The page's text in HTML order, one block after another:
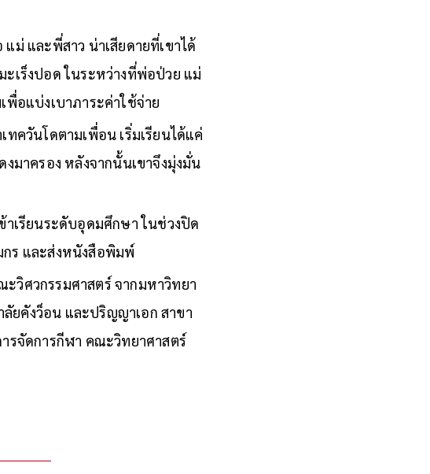
ม่ และพี่สาว น่าเสียดายที่เขาได้
เร็งปอด ในระหว่างที่พ่อป่วย แม่
อแบ่งเบาภาระค่าใช้จ่าย
ควันโดตามเพื่อน เริ่มเรียนได้แค่
มาครอง หลังจากนั้นเขาจึงมุ่งมั่น
าเรียนระดับอุดมศึกษา ในช่วงปิด
กร และส่งหนังสือพิมพ์
วิศวกรรมศาสตร์ จากมหาวิทยา
ยคังว็อน และปริญญาเอก สาขา
รจัดการกีฬา คณะวิทยาศาสตร์